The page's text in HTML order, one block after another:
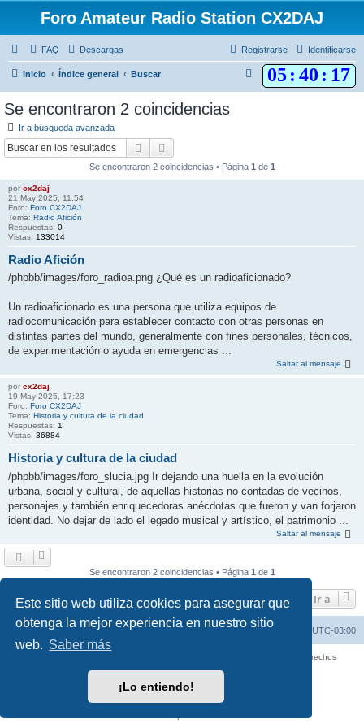
Este sitio web utiliza cookies para asegurar que
obtenga la mejor experiencia en nuestro sitio
web. Saber más
¡Lo entiendo!
Foro Amateur Radio Station CX2DAJ
FAQ Descargas Identificarse
Registrarse
Inicio Índice general Buscar 05 : 40 : 17
u
r
Se encontraron 2 coincidencias
Ir a búsqueda avanzada
Buscar
Se encontraron 2 coincidencias • Página 1 de 1
por cx2daj
21 May 2025, 11:54
Foro: Foro CX2DAJ
Tema: Radio Afición
Respuestas: 0
Vistas: 133014
Radio Afición
/phpbb/images/foro_radioa.png ¿Qué es un radioaficionado?
Un radioaficionado es una persona que utiliza equipos de
radiocomunicación para establecer contacto con otras personas en
distintas partes del mundo, generalmente con fines personales, técnicos,
de experimentación o ayuda en emergencias ...
Saltar al mensaje
por cx2daj
19 May 2025, 17:23
Foro: Foro CX2DAJ
Tema: Historia y cultura de la ciudad
Respuestas: 1
Vistas: 36884
Historia y cultura de la ciudad
/phpbb/images/foro_slucia.jpg Ir dejando una huella en la evolución
urbana, social y cultural, de aquellas historias no contadas de vecinos,
personajes y también enriquecedoras anécdotas que fueron y van forjaron
identidad. No dejar de lado el legado musical y artístico, el patrimonio ...
Saltar al mensaje
Se encontraron 2 coincidencias • Página 1 de 1
Ir a
Inicio Índice general Todos los horarios son UTC-03:00
Copyright © 2025 - 2026 Foro Amateur Radio Station CX2DAJ Todos los derechos
Desarrollado porphpBB® Forum Software © phpBB Limited
phpBB España